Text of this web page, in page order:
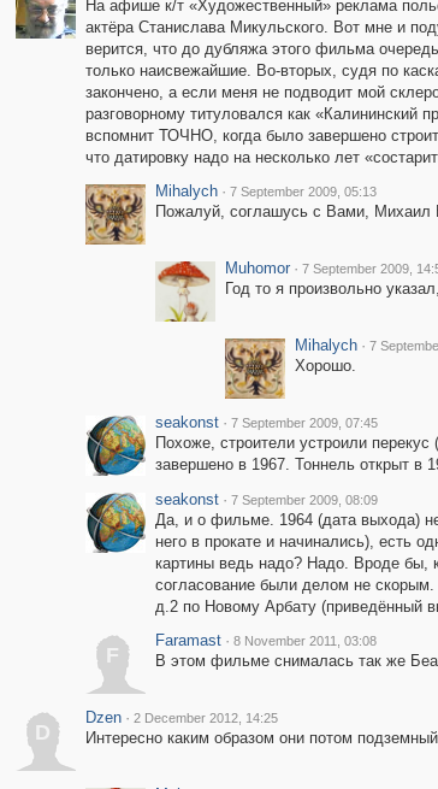
На афише к/т «Художественный» реклама
актёра Станислава Микульского. Вот мне и
верится, что до дубляжа этого фильма
только наисвежайшие. Во-вторых, судя по
закончено, а если меня не подводит мой
разговорному титуловался как «Калининский
вспомнит ТОЧНО, когда было завершено
что датировку надо на несколько лет
Mihalych · 7 September 2009, 05:13
Пожалуй, соглашусь с Вами, Михаил
Muhomor · 7 September 2009,
Год то я произвольно
Mihalych · 7
Хорошо.
seakonst · 7 September 2009, 07:45
Похоже, строители устроили
завершено в 1967. Тоннель открыт в
seakonst · 7 September 2009, 08:09
Да, и о фильме. 1964 (дата выхода)
него в прокате и начинались), есть
картины ведь надо? Надо. Вроде бы,
согласование были делом не
д.2 по Новому Арбату (приведённый
F
Faramast · 8 November 2011, 03:08
В этом фильме снималась так же
D
Dzen · 2 December 2012, 14:25
Интересно каким образом они потом